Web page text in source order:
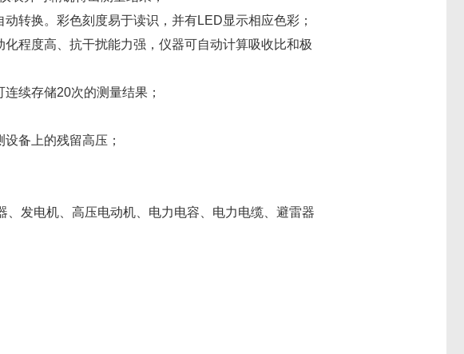
转换。彩色刻度易于读识，并有LED显示相应色彩；
程度高、抗干扰能力强，仪器可自动计算吸收比和极
续存储20次的测量结果；
备上的残留高压；
发电机、高压电动机、电力电容、电力电缆、避雷器